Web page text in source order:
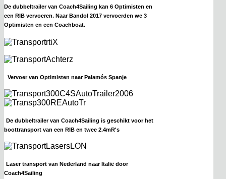
De dubbeltrailer van Coach4Sailing kan 6 Optimisten en
een RIB vervoeren. Naar Bandol 2017 vervoerden we 3
Optimisten en een Coachboat.
Vervoer van Optimisten naar Palamós Spanje
De dubbeltrailer van Coach4Sailing is geschikt voor het
boottransport van een RIB en twee 2.4mR's
Laser transport van Nederland naar Italië door
Coach4Sailing